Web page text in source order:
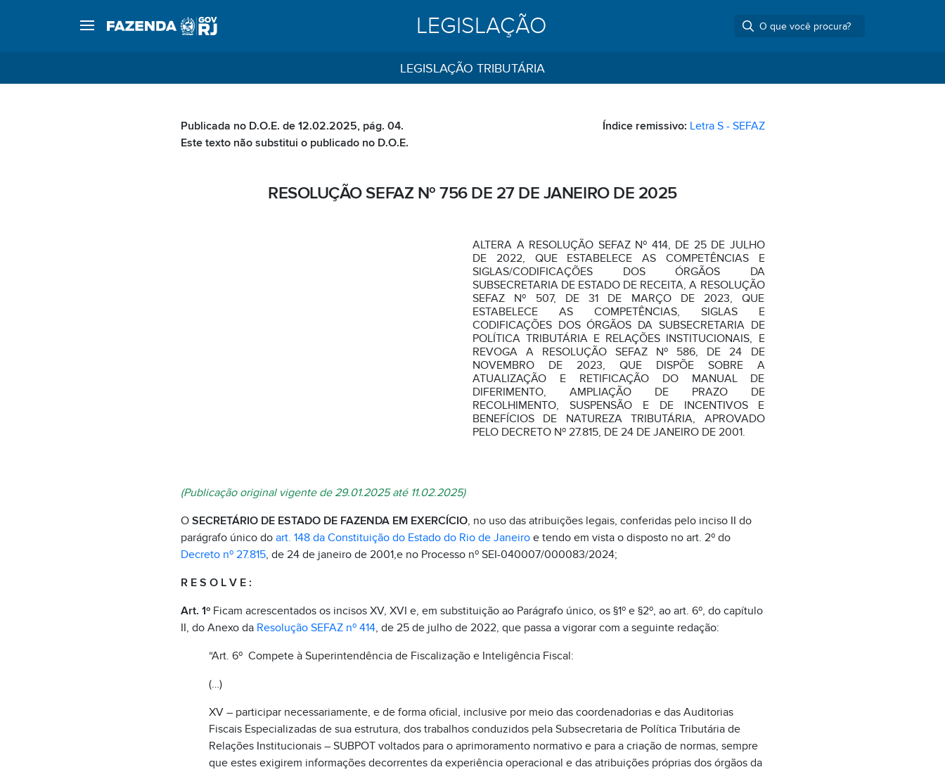
LEGISLAÇÃO
LEGISLAÇÃO TRIBUTÁRIA
Publicada no D.O.E. de 12.02.2025, pág. 04.
Este texto não substitui o publicado no D.O.E.
Índice remissivo: Letra S - SEFAZ
RESOLUÇÃO SEFAZ Nº 756 DE 27 DE JANEIRO DE 2025
ALTERA A RESOLUÇÃO SEFAZ Nº 414, DE 25 DE JULHO
DE 2022, QUE ESTABELECE AS COMPETÊNCIAS E
SIGLAS/CODIFICAÇÕES DOS ÓRGÃOS DA
SUBSECRETARIA DE ESTADO DE RECEITA, A RESOLUÇÃO
SEFAZ Nº 507, DE 31 DE MARÇO DE 2023, QUE
ESTABELECE AS COMPETÊNCIAS, SIGLAS E
CODIFICAÇÕES DOS ÓRGÃOS DA SUBSECRETARIA DE
POLÍTICA TRIBUTÁRIA E RELAÇÕES INSTITUCIONAIS, E
REVOGA A RESOLUÇÃO SEFAZ Nº 586, DE 24 DE
NOVEMBRO DE 2023, QUE DISPÕE SOBRE A
ATUALIZAÇÃO E RETIFICAÇÃO DO MANUAL DE
DIFERIMENTO, AMPLIAÇÃO DE PRAZO DE
RECOLHIMENTO, SUSPENSÃO E DE INCENTIVOS E
BENEFÍCIOS DE NATUREZA TRIBUTÁRIA, APROVADO
PELO DECRETO Nº 27.815, DE 24 DE JANEIRO DE 2001.
(Publicação original vigente de 29.01.2025 até 11.02.2025)
O SECRETÁRIO DE ESTADO DE FAZENDA EM EXERCÍCIO, no uso das atribuições legais, conferidas pelo inciso II do
parágrafo único do art. 148 da Constituição do Estado do Rio de Janeiroe tendo em vista o disposto no art. 2º do
Decreto nº 27.815, de 24 de janeiro de 2001,e no Processo nº SEI-040007/000083/2024;
R E S O L V E :
Art. 1ºFicam acrescentados os incisos XV, XVI e, em substituição ao Parágrafo único, os §1º e §2º, ao art. 6º, do capítulo
II, do Anexo da Resolução SEFAZ nº 414, de 25 de julho de 2022, que passa a vigorar com a seguinte redação:
“Art. 6º Compete à Superintendência de Fiscalização e Inteligência Fiscal:
(…)
XV – participar necessariamente, e de forma oficial, inclusive por meio das coordenadorias e das Auditorias
Fiscais Especializadas de sua estrutura, dos trabalhos conduzidos pela Subsecretaria de Política Tributária de
Relações Institucionais – SUBPOT voltados para o aprimoramento normativo e para a criação de normas, sempre
que estes exigirem informações decorrentes da experiência operacional e das atribuições próprias dos órgãos da